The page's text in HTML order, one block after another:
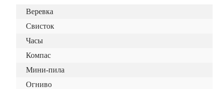
Веревка
Свисток
Часы
Компас
Мини-пила
Огниво